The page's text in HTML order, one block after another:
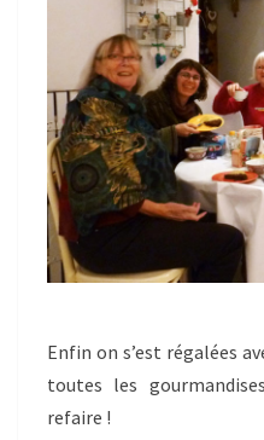
Enfin on s’est régalées
toutes les
refaire !